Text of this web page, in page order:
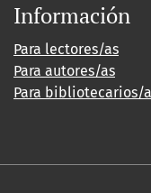
Información
Para lectores/as
Para autores/as
Para bibliotecarios/